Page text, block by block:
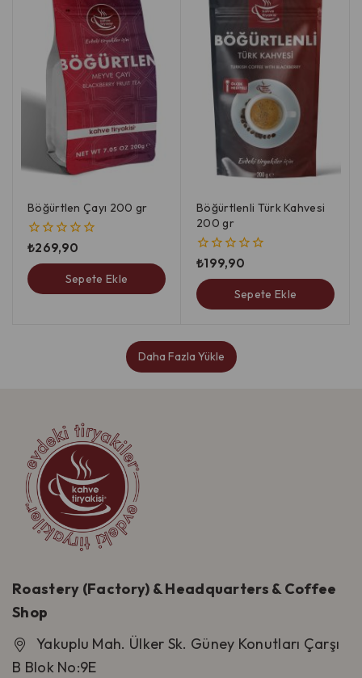
Böğürtlen Çayı 200 gr
0
üzerinden
₺269,90
Sepete Ekle
Böğürtlenli Türk Kahvesi
200 gr
0
üzerinden
₺199,90
Sepete Ekle
Daha Fazla Yükle
Roastery (Factory) & Headquarters & Coffee
Shop
Yakuplu Mah. Ülker Sk. Güney Konutları Çarşı
B Blok No:9E